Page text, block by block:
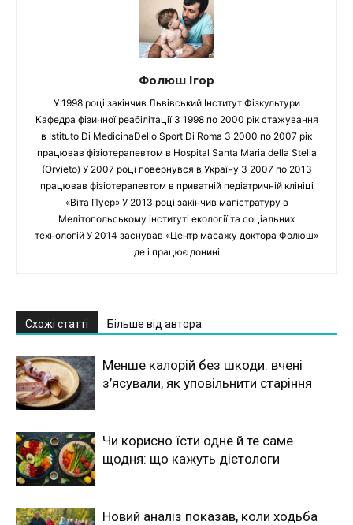
Фолюш Ігор
У 1998 році закінчив Львівський Інститут Фізкультури
Кафедра фізичної реабілітації З 1998 по 2000 рік стажування
в Istituto Di MedicinaDello Sport Di Roma З 2000 по 2007 рік
працював фізіотерапевтом в Hospital Santa Maria della Stella
(Orvieto) У 2007 році повернувся в Україну З 2007 по 2013
працював фізіотерапевтом в приватній педіатричній клініці
«Віта Пуер» У 2013 році закінчив магістратуру в
Мелітопольському інституті екології та соціальних
технологій У 2014 заснував «Центр масажу доктора Фолюш»
де і працює донині
Схожі статті Більше від автора
Менше калорій без шкоди: вчені
з’ясували, як уповільнити старіння
Чи корисно їсти одне й те саме
щодня: що кажуть дієтологи
Новий аналіз показав, коли ходьба